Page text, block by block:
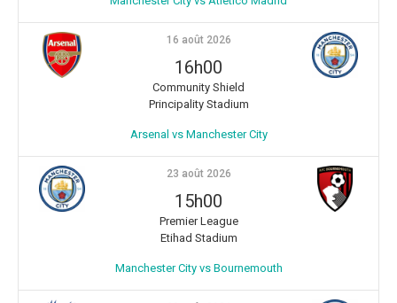
16 août 2026
16h00
Community Shield
Principality Stadium
Arsenal vs Manchester City
23 août 2026
15h00
Premier League
Etihad Stadium
Manchester City vs Bournemouth